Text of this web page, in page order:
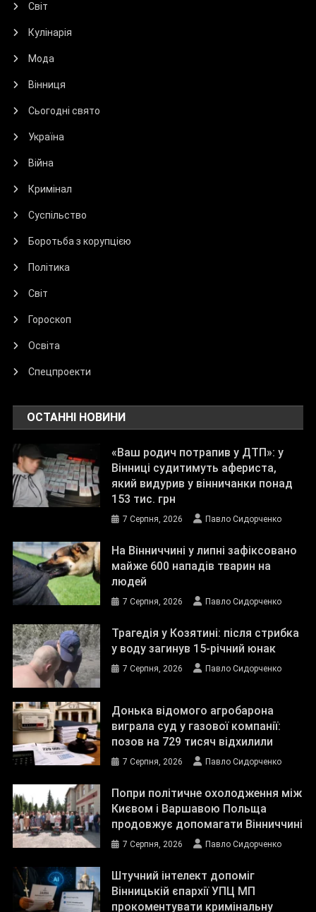
Світ
Кулінарія
Мода
Вінниця
Сьогодні свято
Україна
Війна
Кримінал
Суспільство
Боротьба з корупцією
Політика
Світ
Гороскоп
Освіта
Спецпроекти
ОСТАННІ НОВИНИ
«Ваш родич потрапив у ДТП»: у
Вінниці судитимуть афериста,
який видурив у вінничанки понад
153 тис. грн
7 Серпня, 2026 Павло Сидорченко
На Вінниччині у липні зафіксовано
майже 600 нападів тварин на
людей
7 Серпня, 2026 Павло Сидорченко
Трагедія у Козятині: після стрибка
у воду загинув 15-річний юнак
7 Серпня, 2026 Павло Сидорченко
Донька відомого агробарона
виграла суд у газової компанії:
позов на 729 тисяч відхилили
7 Серпня, 2026 Павло Сидорченко
Попри політичне охолодження між
Києвом і Варшавою Польща
продовжує допомагати Вінниччині
7 Серпня, 2026 Павло Сидорченко
Штучний інтелект допоміг
Вінницькій єпархії УПЦ МП
прокоментувати кримінальну